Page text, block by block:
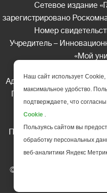
Сетевое издание
зарегистрировано
Номер
Учредитель –
«Мой
Адрес редакции: 185035
Петрозаводск, ул.
Телефон
Перепечатка материалов
письменного
Ссылка на «Газету
© АНО ДПО
повышения
Наш сайт использует
максимальное удобство.
подтверждаете, что
Cookie .
Пользуясь сайтом вы
обработку персональных
веб-аналитики Яндекс